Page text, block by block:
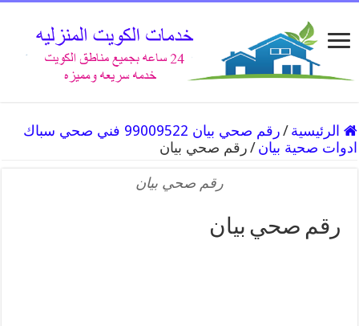
الرئيسية /
رقم صحي بيان 99009522 فني صحي سباك
ادوات صحية بيان /رقم صحي بيان
رقم صحي بيان
رقم صحي بيان